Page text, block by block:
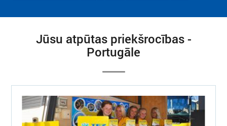
Jūsu atpūtas priekšrocības -
Portugāle